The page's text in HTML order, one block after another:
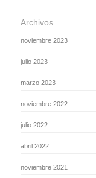
Archivos
noviembre 2023
julio 2023
marzo 2023
noviembre 2022
julio 2022
abril 2022
noviembre 2021